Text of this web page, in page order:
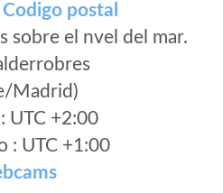
postal
sobre el nvel del mar.
Madrid)
UTC +2:00
: UTC +1:00